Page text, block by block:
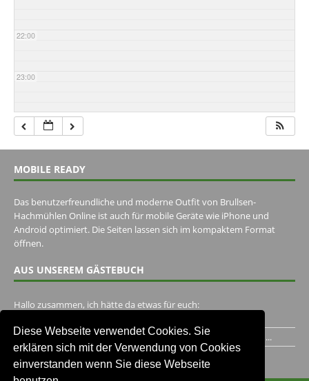
Diese Webseite verwendet Cookies. Sie
erklären sich mit der Verwendung von Cookies
einverstanden wenn Sie diese Webseite
22:00
23:00
MOBILE READY
Das benutzerfreundliche und moderne Outfit von Brullsen-
Hachmühlen Online ist auch für mobile Geräte wie iPhone und
Android optimiert. Die Seiten lassen sich im kompaktem Format
öffnen.
AUS UNSEREM GÄSTEBUCH
Hallo zusammen, ich hätte da etwas für euch:
Ich habe ein Jahr im Gasthaus Hugo Pape verbracht..Habe ihn...
Unser Gästebuch besuchen